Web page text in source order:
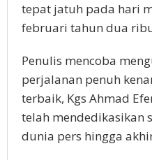
tepat jatuh pada hari
februari tahun dua
Penulis mencoba
perjalanan penuh
terbaik, Kgs Ahmad
telah mendedikasikan
dunia pers hingga